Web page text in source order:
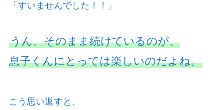
「すいませんでした！！」
うん、そのまま続けているのが、
息子くんにとっては楽しいのだよね。
こう思い返すと、